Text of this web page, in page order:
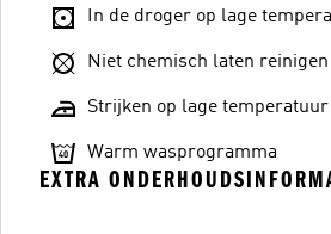
In de droger op lage
Niet chemisch laten reinigen
Strijken op lage
Warm wasprogramma
EXTRA